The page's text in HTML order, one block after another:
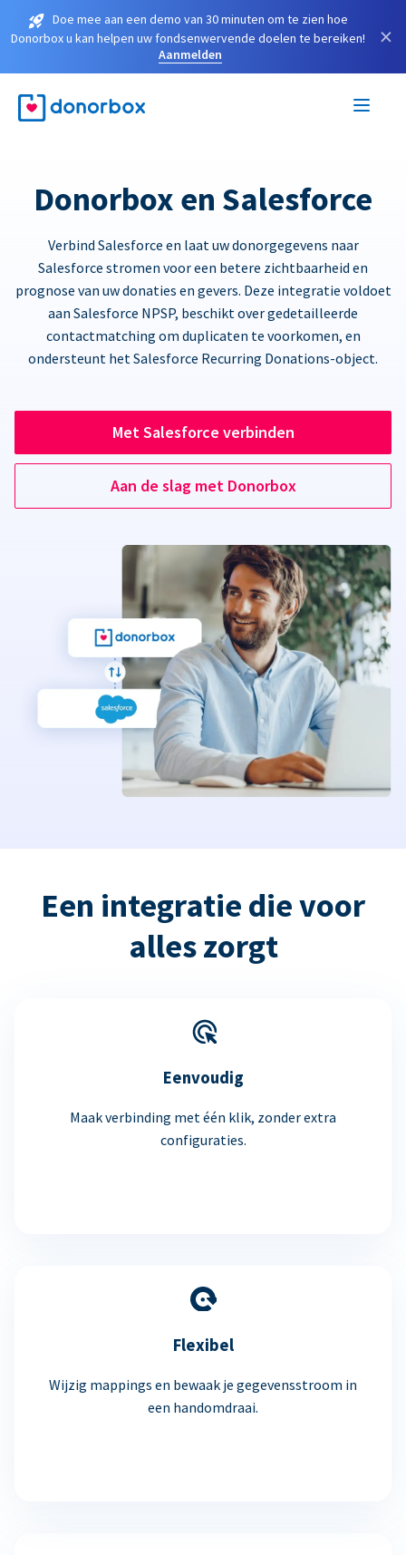
Doe mee aan een demo van 30 minuten om te zien hoe
Donorbox u kan helpen uw fondsenwervende doelen te bereiken!
Aanmelden
×
Donorbox en Salesforce
Verbind Salesforce en laat uw donorgegevens naar
Salesforce stromen voor een betere zichtbaarheid en
prognose van uw donaties en gevers. Deze integratie voldoet
aan Salesforce NPSP, beschikt over gedetailleerde
contactmatching om duplicaten te voorkomen, en
ondersteunt het Salesforce Recurring Donations-object.
Met Salesforce verbinden
Aan de slag met Donorbox
Een integratie die voor
alles zorgt
Eenvoudig
Maak verbinding met één klik, zonder extra
configuraties.
Flexibel
Wijzig mappings en bewaak je gegevensstroom in
een handomdraai.